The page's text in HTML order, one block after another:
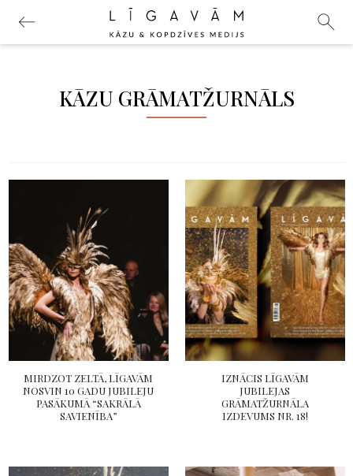
KĀZU GRĀMATŽURNĀLS
MIRDZOT ZELTĀ, LĪGAVĀM
NOSVIN 10 GADU JUBILEJU
PASĀKUMĀ “SAKRĀLĀ
SAVIENĪBA”
IZNĀCIS LĪGAVĀM
JUBILEJAS
GRĀMATŽURNĀLA
IZDEVUMS NR. 18!